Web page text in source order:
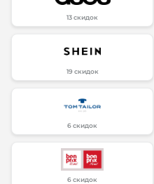
13 скидок
19 скидок
6 скидок
6 скидок